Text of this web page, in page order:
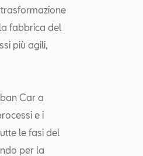
fabbrica del
più agili,
Car a
e i
le fasi del
per la